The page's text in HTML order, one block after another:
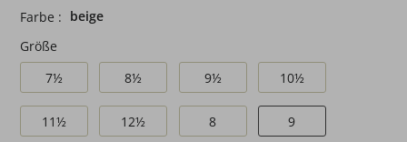
Farbe : beige
Größe
7½
8½ 9½ 10½
11½ 12½ 8 9